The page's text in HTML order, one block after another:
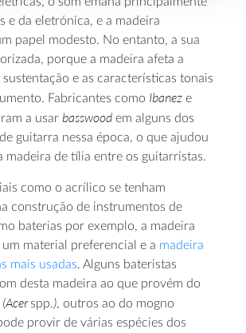
e da eletrónica, e a madeira
papel modesto. No entanto, a sua
porque a madeira afeta a
sustentação e as características tonais
Fabricantes como Ibanez e
a usar basswood em alguns dos
guitarra nessa época, o que ajudou
madeira de tília entre os guitarristas.
como o acrílico se tenham
construção de instrumentos de
baterias por exemplo, a madeira
material preferencial e a madeira
mais usadas. Alguns bateristas
desta madeira ao que provém do
(Acerspp.), outros ao do mogno
provir de várias espécies dos